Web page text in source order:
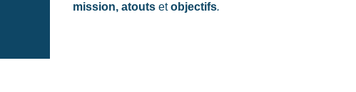
mission, atouts etobjectifs.